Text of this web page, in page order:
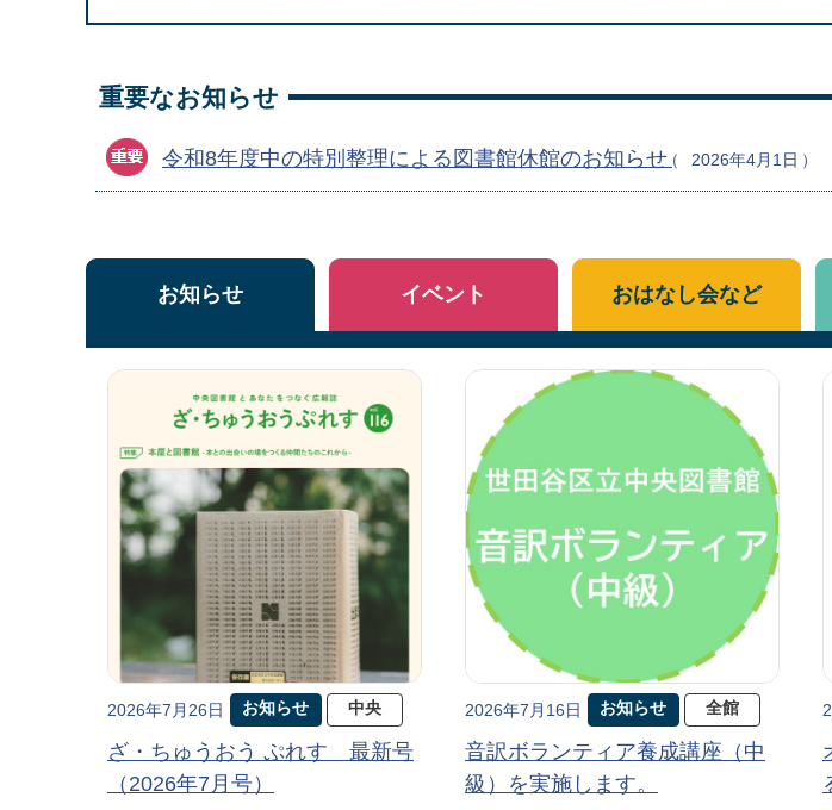
重要なお知らせ
令和8年度中の特別整理による図書館休館のお知らせ 2026年4月1日
お知らせ
2026年7月26日 お知らせ 中央
ざ・ちゅうおう ぷれす 最新号
（2026年7月号）
2026年7月16日 お知らせ 全館
音訳ボランティア養成講座（中
級）を実施します。
イベント おはなし会など